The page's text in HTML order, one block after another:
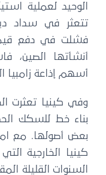
الوحيد لعملية
تتعثر في سداد
فشلت في دفع قيمة
أسهم إذاعة زامبيا
وفي كينيا تعثرت
بناء خط للسكك